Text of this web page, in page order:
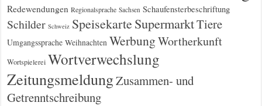
Redewendungen Regionalsprache Sachsen Schaufensterbeschriftung
Schilder Schweiz Speisekarte SupermarktTiere
Umgangssprache Weihnachten WerbungWortherkunft
Wortspielerei Wortverwechslung
ZeitungsmeldungZusammen- und
Getrenntschreibung